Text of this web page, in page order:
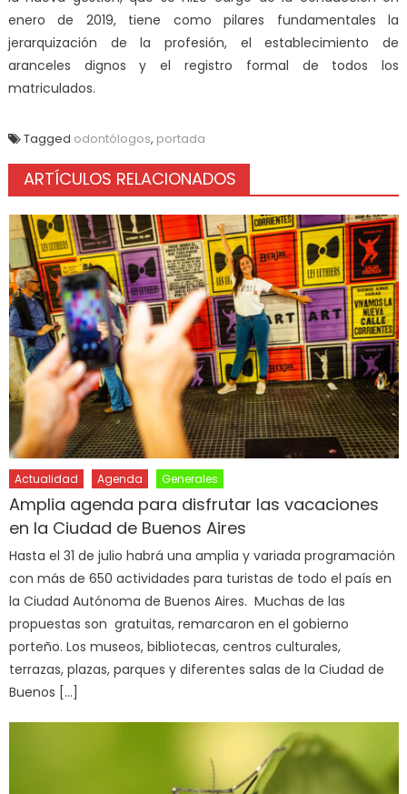
enero de 2019, tiene como pilares fundamentales la
jerarquización de la profesión, el establecimiento de
aranceles dignos y el registro formal de todos los
matriculados.
Tagged odontólogos, portada
ARTÍCULOS RELACIONADOS
Actualidad Agenda Generales
Amplia agenda para disfrutar las vacaciones
en la Ciudad de Buenos Aires
Hasta el 31 de julio habrá una amplia y variada programación
con más de 650 actividades para turistas de todo el país en
la Ciudad Autónoma de Buenos Aires. Muchas de las
propuestas son gratuitas, remarcaron en el gobierno
porteño. Los museos, bibliotecas, centros culturales,
terrazas, plazas, parques y diferentes salas de la Ciudad de
Buenos […]